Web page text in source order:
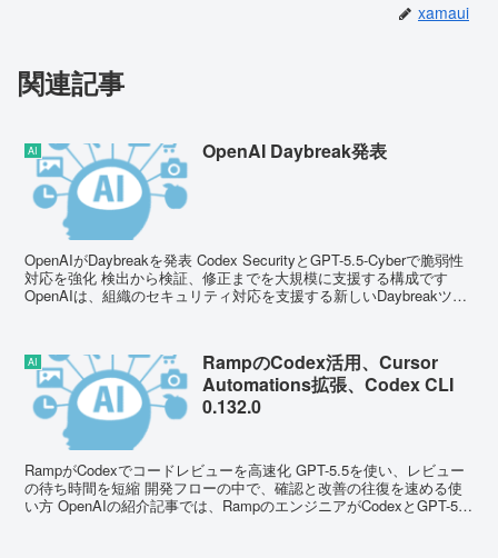
xamaui
関連記事
AI OpenAI Daybreak発表
OpenAIがDaybreakを発表 Codex SecurityとGPT-5.5-Cyberで脆弱性
対応を強化 検出から検証、修正までを大規模に支援する構成です
OpenAIは、組織のセキュリティ対応を支援する新しいDaybreakツー
AI
RampのCodex活用、Cursor
Automations拡張、Codex CLI
0.132.0
RampがCodexでコードレビューを高速化 GPT-5.5を使い、レビュー
の待ち時間を短縮 開発フローの中で、確認と改善の往復を速める使
い方 OpenAIの紹介記事では、RampのエンジニアがCodexとGPT-5.5